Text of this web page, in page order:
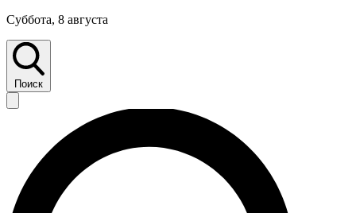
Суббота, 8 августа
Поиск